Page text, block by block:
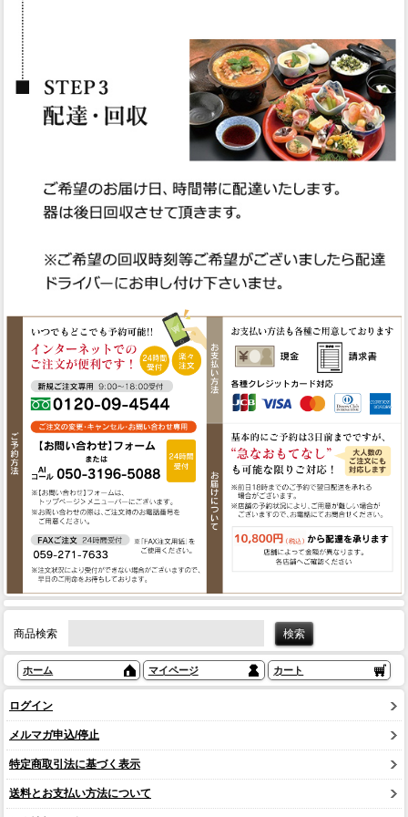
商品検索
ホーム マイページ カート
ログイン
メルマガ申込/停止
特定商取引法に基づく表示
送料とお支払い方法について